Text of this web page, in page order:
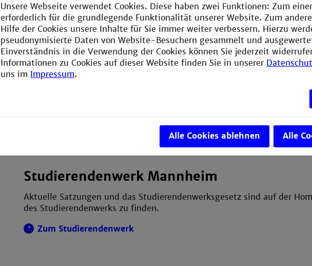
Wahlsatzung
Technische Hochschule Mannheim
Studierendenwerk Mannheim
Aktuelle Satzungen und das Studierendenwerksgesetz sind auf der
des Studierendenwerks zu finden.
Zum Studierendenwerk
Unsere Webseite verwendet Cookies. Diese haben zwei Funktionen: Zum
erforderlich für die grundlegende Funktionalität unserer Website. Zum
Hilfe der Cookies unsere Inhalte für Sie immer weiter verbessern. Hierzu
pseudonymisierte Daten von Website-Besuchern gesammelt und
Einverständnis in die Verwendung der Cookies können Sie jederzeit
Informationen zu Cookies auf dieser Website finden Sie in unserer
uns im Impressum.
Alle Cookies ablehnen Alle